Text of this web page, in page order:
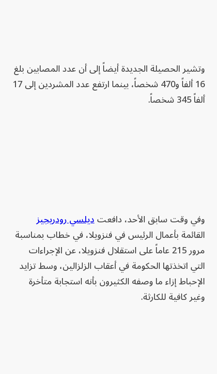
وتشير الحصيلة الجديدة أيضاً إلى أن عدد المصابين بلغ
16 ألفاً و470 شخصاً، بينما ارتفع عدد المشردين إلى 17
ألفاً 345 شخصاً.
وفي وقت سابق الأحد، دافعتديلسي رودريجيز
القائمة بأعمال الرئيس في فنزويلا، في خطاب بمناسبة
مرور 215 ‌عاماً على استقلال فنزويلا، عن الإجراءات
التي اتخذتها الحكومة في أعقاب الزلزالين، وسط تزايد
الإحباط ‌إزاء ما وصفه الكثيرون بأنه استجابة متأخرة
وغير كافية ‌للكارثة.